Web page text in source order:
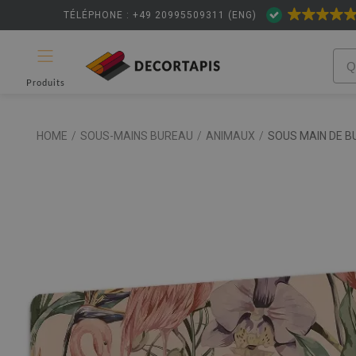
TÉLÉPHONE : +49 20995509311 (ENG)
Produits
HOME / SOUS-MAINS BUREAU / ANIMAUX / SOUS MAIN DE